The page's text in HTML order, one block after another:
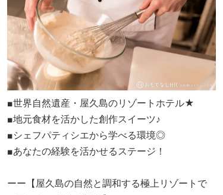
■世界自然遺産・屋久島のリゾートホテル★
■地元食材を活かした創作スイーツ♪
■シェフパティシエから学べる環境◎
■あなたの経験を活かせるステージ！
ーー【屋久島の自然と調和する極上リゾートで